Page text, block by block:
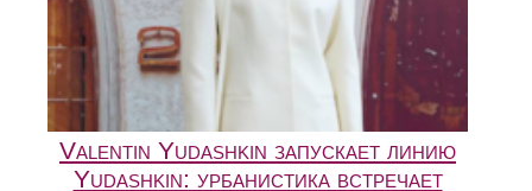
Valentin Yudashkin запускает линию
Yudashkin: урбанистика встречает